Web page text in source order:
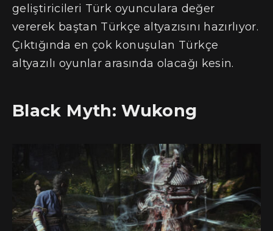
geliştiricileri Türk oyunculara değer
vererek baştan Türkçe altyazısını hazırlıyor.
Çıktığında en çok konuşulan Türkçe
altyazılı oyunlar arasında olacağı kesin.
Black Myth: Wukong